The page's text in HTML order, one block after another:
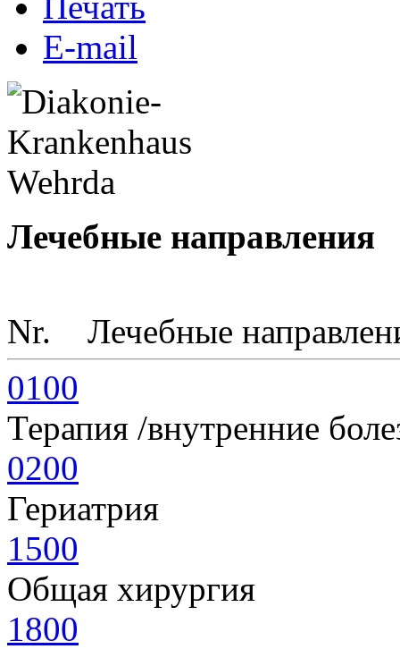
E-mail
Лечебные направления
Nr.
Лечебные
0100
Терапия /внутренние
0200
Гериатрия
1500
Общая хирургия
1800